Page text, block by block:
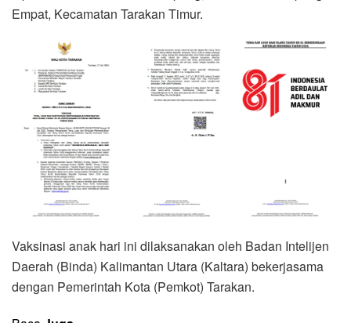
Empat, Kecamatan Tarakan Timur.
Vaksinasi anak hari ini dilaksanakan oleh Badan Intelijen
Daerah (Binda) Kalimantan Utara (Kaltara) bekerjasama
dengan Pemerintah Kota (Pemkot) Tarakan.